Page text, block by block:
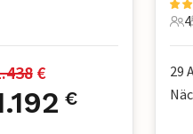
€
€
4
4
29